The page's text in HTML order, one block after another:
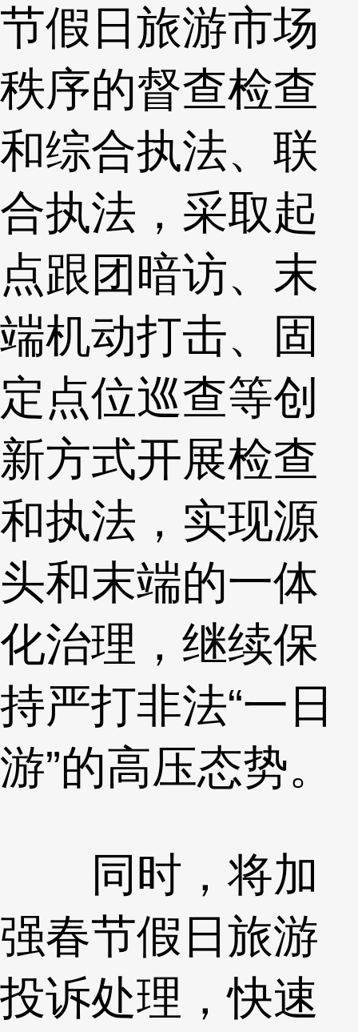
节假日旅游市场
秩序的督查检查
和综合执法、联
合执法，采取起
点跟团暗访、末
端机动打击、固
定点位巡查等创
新方式开展检查
和执法，实现源
头和末端的一体
化治理，继续保
持严打非法“一日
游”的高压态势。
同时，将加
强春节假日旅游
投诉处理，快速